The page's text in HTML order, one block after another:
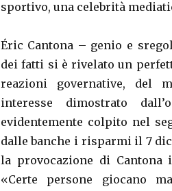
sportivo, una celebrità
Éric Cantona – genio e
dei fatti si è rivelato un
reazioni governative, del
interesse dimostrato
evidentemente colpito nel
dalle banche i risparmi il 7
la provocazione di
«Certe persone giocano